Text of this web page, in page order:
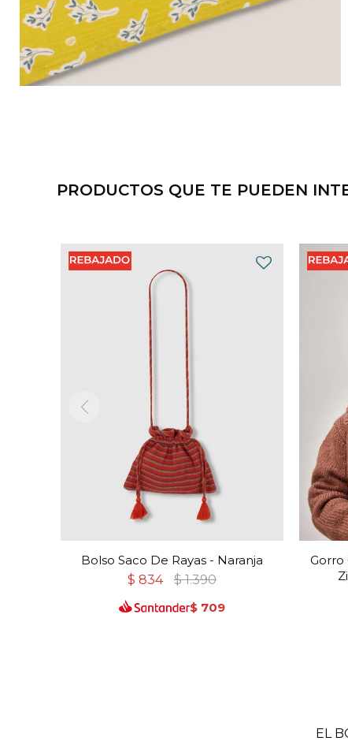
PRODUCTOS QUE TE PUEDEN
Bolso Saco De Rayas - Naranja
$ 834 $ 1.390
$ 709
Gorro
EL